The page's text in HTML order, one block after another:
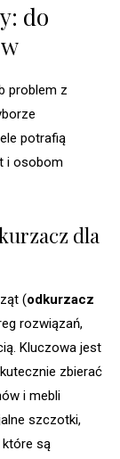
do
problem z
potrafią
i osobom
dla
(odkurzacz
rozwiązań,
Kluczowa jest
zbierać
i mebli
szczotki,
które są